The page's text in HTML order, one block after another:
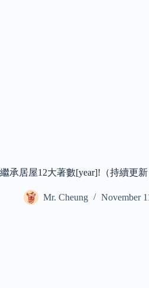
繼承居屋12大著數[year]!（持續更新
Mr. Cheung November